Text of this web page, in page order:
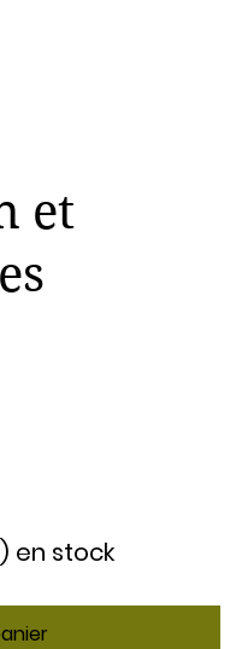
et
en stock